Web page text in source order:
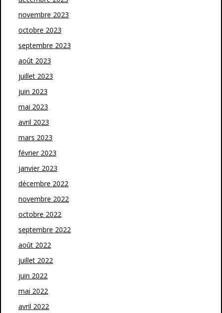
novembre 2023
octobre 2023
septembre 2023
août 2023
juillet 2023
juin 2023
mai 2023
avril 2023
mars 2023
février 2023
janvier 2023
décembre 2022
novembre 2022
octobre 2022
septembre 2022
août 2022
juillet 2022
juin 2022
mai 2022
avril 2022